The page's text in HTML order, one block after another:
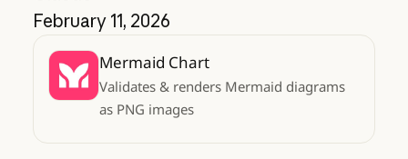
February 11, 2026
Mermaid Chart
Validates & renders Mermaid diagrams
as PNG images